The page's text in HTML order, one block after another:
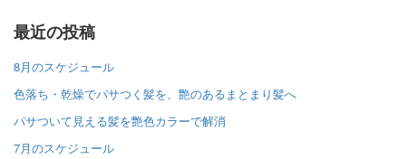
最近の投稿
8月のスケジュール
色落ち・乾燥でパサつく髪を、艶のあるまとまり髪へ
パサついて見える髪を艶色カラーで解消
7月のスケジュール